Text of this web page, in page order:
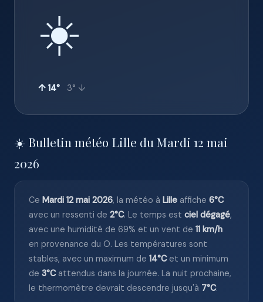
☀️
↑ 14° 3° ↓
☀️ Bulletin météo Lille du Mardi 12 mai
2026
Ce Mardi 12 mai 2026, la météo à Lille affiche 6°C
avec un ressenti de 2°C. Le temps est ciel dégagé,
avec une humidité de 69% et un vent de 11 km/h
en provenance du O. Les températures sont
stables, avec un maximum de 14°Cet un minimum
de 3°Cattendus dans la journée. La nuit prochaine,
le thermomètre devrait descendre jusqu'à 7°C.